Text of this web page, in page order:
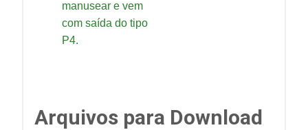
manusear e vem
com saída do tipo
P4.
Arquivos para Download